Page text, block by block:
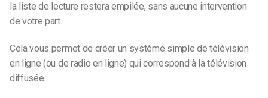
la liste de lecture restera empilée, sans aucune intervention
de votre part.
Cela vous permet de créer un système simple de télévision
en ligne (ou de radio en ligne) qui correspond à la télévision
diffusée.